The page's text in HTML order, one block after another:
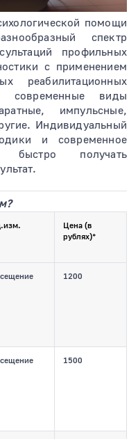
помощи
спектр
профильных
с применением
реабилитационных
современные виды
импульсные,
Индивидуальный
и современное
быстро получать
Цена (в
рублях)*
1200
1500